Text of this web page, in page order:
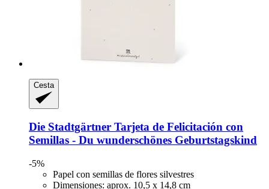
Cesta
Die Stadtgärtner Tarjeta de Felicitación con
Semillas -​ Du wunderschönes Geburtstagskind
-5%
Papel con semillas de flores silvestres
Dimensiones: aprox. 10,5 x 14,8 cm